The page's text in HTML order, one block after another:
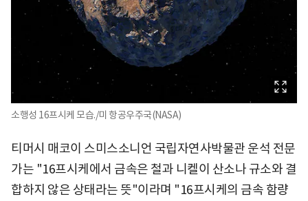
소행성 16프시케 모습./미 항공우주국(NASA)
티머시 매코이 스미스소니언 국립자연사박물관 운석 전문
가는 "16프시케에서 금속은 철과 니켈이 산소나 규소와 결
합하지 않은 상태라는 뜻"이라며 "16프시케의 금속 함량